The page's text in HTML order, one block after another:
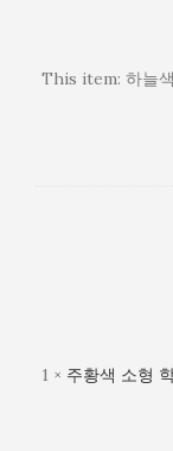
This item: 하늘
1 × 주황색 소형